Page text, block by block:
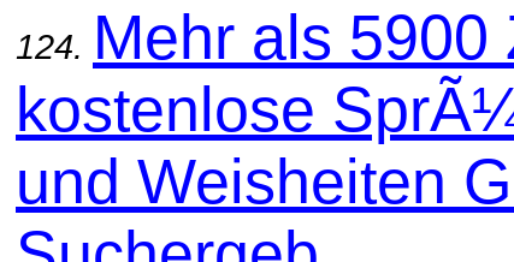
124. Mehr als 5900
kostenlose
und Weisheiten